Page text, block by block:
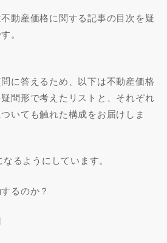
動産価格に関する記事の目次を疑
。
に答えるため、以下は不動産価格
問形で考えたリストと、それぞれ
いても触れた構成をお届けしま
るようにしています。
るのか？